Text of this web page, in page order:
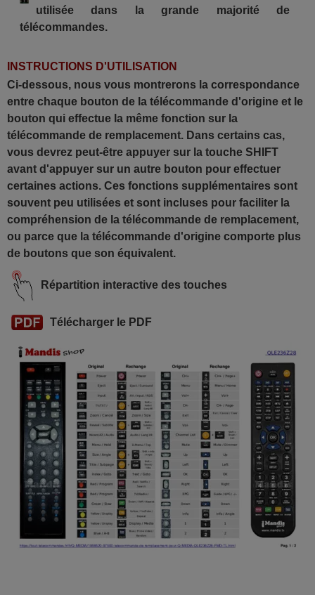
utilisée dans la grande majorité de
télécommandes.
INSTRUCTIONS D'UTILISATION
Ci-dessous, nous vous montrerons la correspondance
entre chaque bouton de la télécommande d'origine et le
bouton qui effectue la même fonction sur la
télécommande de remplacement. Dans certains cas,
vous devrez peut-être appuyer sur la touche SHIFT
avant d'appuyer sur un autre bouton pour effectuer
certaines actions. Ces fonctions supplémentaires sont
souvent peu utilisées et sont incluses pour faciliter la
compréhension de la télécommande de remplacement,
ou parce que la télécommande d'origine comporte plus
de boutons que son équivalent.
Répartition interactive des touches
Télécharger le PDF